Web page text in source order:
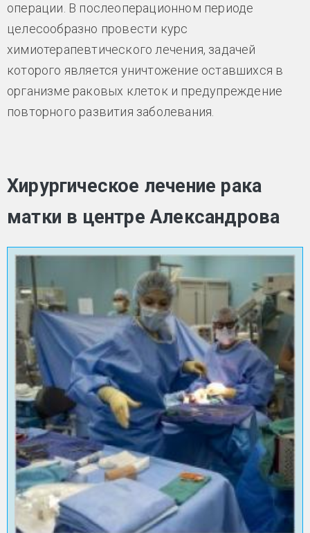
операции. В послеоперационном периоде
целесообразно провести курс
химиотерапевтического лечения, задачей
которого является уничтожение оставшихся в
организме раковых клеток и предупреждение
повторного развития заболевания.
Хирургическое лечение рака
матки в центре Александрова